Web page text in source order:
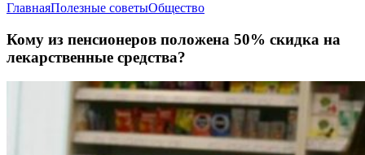
ГлавнаяПолезные советыОбщество
Кому из пенсионеров положена 50% скидка на
лекарственные средства?